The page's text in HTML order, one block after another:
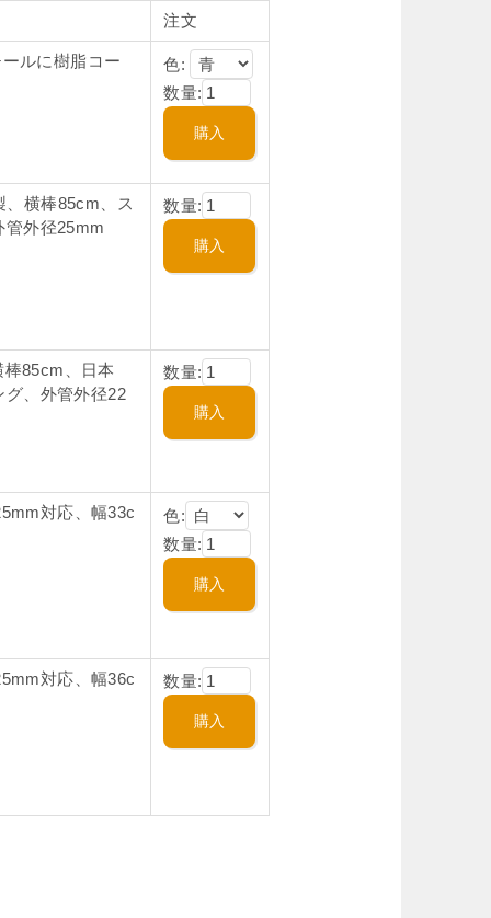
注文
ルに樹脂コー
色:
数量:
、横棒85cm、ス
管外径25mm
数量:
85cm、日本
グ、外管外径22
数量:
対応、幅33c
色:
数量:
対応、幅36c 数量: